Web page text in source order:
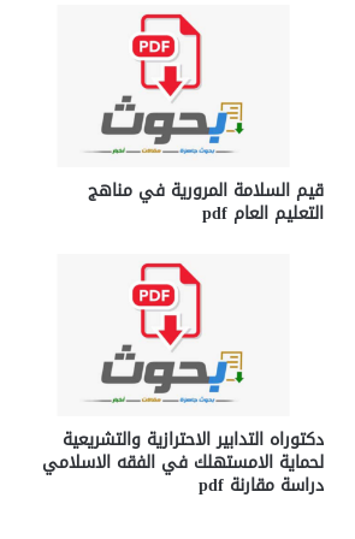
قيم السلامة المرورية في مناهج
التعليم العام pdf
دكتوراه التدابير الاحترازية والتشريعية
لحماية الامستهلك في الفقه الاسلامي
دراسة مقارنة pdf